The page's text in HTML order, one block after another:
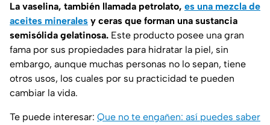
La vaselina, también llamada petrolato, es una mezcla de
aceites minerales y ceras que forman una sustancia
semisólida gelatinosa. Este producto posee una gran
fama por sus propiedades para hidratar la piel, sin
embargo, aunque muchas personas no lo sepan, tiene
otros usos, los cuales por su practicidad te pueden
cambiar la vida.
Te puede interesar: Que no te engañen: así puedes saber